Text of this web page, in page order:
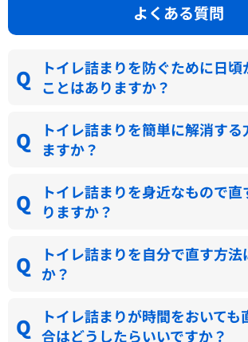
よくある質問
トイレ詰まりを防ぐために日頃
ことはありますか？
トイレ詰まりを簡単に解消する
ますか？
トイレ詰まりを身近なもので直
りますか？
トイレ詰まりを自分で直す方法
か？
トイレ詰まりが時間をおいても
合はどうしたらいいですか？